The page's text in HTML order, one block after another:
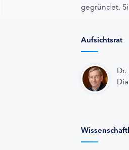
gegründet.
Aufsichtsrat